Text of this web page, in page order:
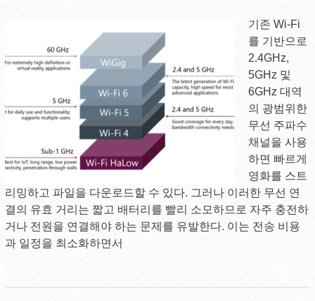
기존 Wi-Fi
를 기반으로
2.4GHz,
5GHz 및
6GHz 대역
의 광범위한
무선 주파수
채널을 사용
하면 빠르게
영화를 스트
리밍하고 파일을 다운로드할 수 있다. 그러나 이러한 무선 연
결의 유효 거리는 짧고 배터리를 빨리 소모하므로 자주 충전하
거나 전원을 연결해야 하는 문제를 유발한다. 이는 전송 비용
과 일정을 최소화하면서